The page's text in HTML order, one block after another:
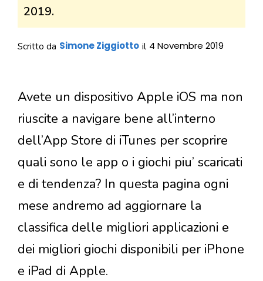
2019.
Scritto da Simone Ziggiotto il 4 Novembre 2019
Avete un dispositivo Apple iOS ma non
riuscite a navigare bene all’interno
dell’App Store di iTunes per scoprire
quali sono le app o i giochi piu’ scaricati
e di tendenza? In questa pagina ogni
mese andremo ad aggiornare la
classifica delle migliori applicazioni e
dei migliori giochi disponibili per iPhone
e iPad di Apple.